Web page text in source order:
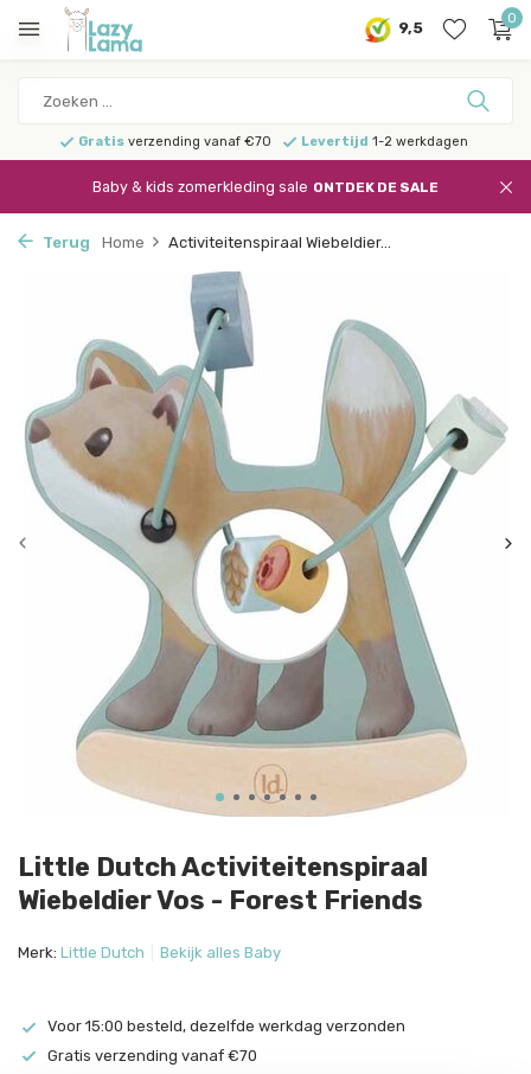
9,5
0
Gratis verzending vanaf €70 Levertijd 1-2 werkdagen
Baby & kids zomerkleding sale ONTDEK DE SALE
Terug Home Activiteitenspiraal Wiebeldier...
Little Dutch Activiteitenspiraal
Wiebeldier Vos - Forest Friends
Merk: Little Dutch Bekijk alles Baby
Voor 15:00 besteld, dezelfde werkdag verzonden
Gratis verzending vanaf €70